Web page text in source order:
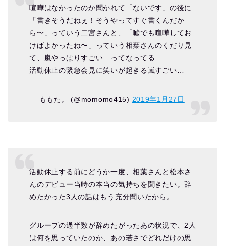
喧嘩はなかったのか聞かれて「ないです」の後に
「書きそうだねぇ！そうやってすぐ書くんだか
ら〜」っていう二宮さんと、「嘘でも喧嘩してお
けばよかったね〜」っていう相葉さんのくだり見
て、嵐やっぱりすごい…ってなってる
活動休止の緊急会見に笑いが起きる嵐すごい…
— ももた。 (@momomo415) 2019年1月27日
活動休止する前にどうか一度、相葉さんと松本さ
んのデビュー当時の本当の気持ちを聞きたい。辞
めたかった3人の話はもう充分聞いたから。
グループの過半数が辞めたがったあの状況で、2人
は何を思っていたのか、あの若さでどれだけの思